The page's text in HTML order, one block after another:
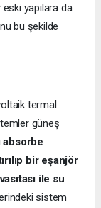
eski yapılara da
bu şekilde
termal
güneş
absorbe
bir eşanjör
ile su
sistem